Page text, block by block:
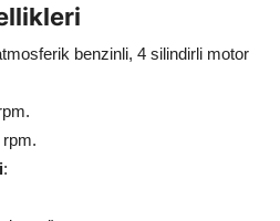
benzinli, 4 silindirli motor
: